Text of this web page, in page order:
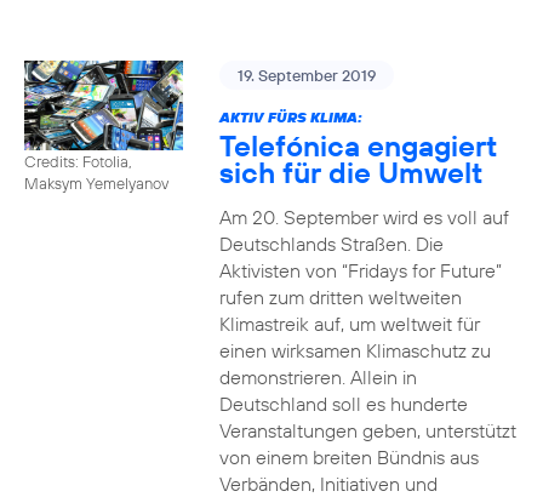
Credits: Fotolia,
Maksym Yemelyanov
19. September 2019
AKTIV FÜRS KLIMA:
Telefónica engagiert
sich für die Umwelt
Am 20. September wird es voll auf
Deutschlands Straßen. Die
Aktivisten von “Fridays for Future”
rufen zum dritten weltweiten
Klimastreik auf, um weltweit für
einen wirksamen Klimaschutz zu
demonstrieren. Allein in
Deutschland soll es hunderte
Veranstaltungen geben, unterstützt
von einem breiten Bündnis aus
Verbänden, Initiativen und